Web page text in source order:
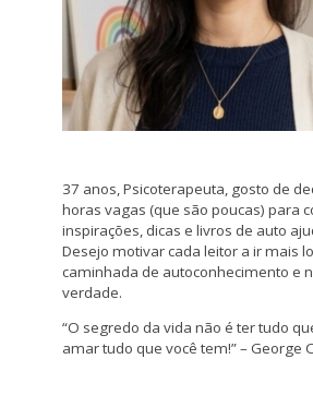
37 anos, Psicoterapeuta, gosto de
horas vagas (que são poucas) para
inspirações, dicas e livros de auto
Desejo motivar cada leitor a ir mais
caminhada de autoconhecimento e
verdade.
“O segredo da vida não é ter tudo
amar tudo que você tem!” – George